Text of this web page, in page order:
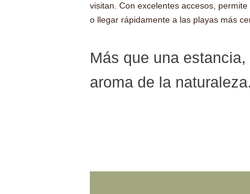
visitan. Con excelentes accesos,
o llegar rápidamente a las playas más
Más que una
aroma de la naturaleza.